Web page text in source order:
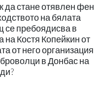
стане отявлен фен
на бялата
се пребоядисва в
на Костя Копейкин от
от него организация
в Донбас на